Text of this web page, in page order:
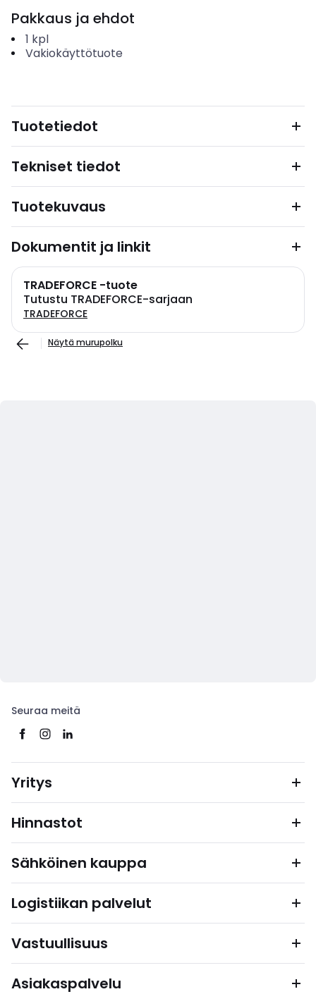
Pakkaus ja ehdot
1 kpl
Vakiokäyttötuote
Tuotetiedot
Tekniset tiedot
Tuotekuvaus
Dokumentit ja linkit
TRADEFORCE -tuote
Tutustu TRADEFORCE-sarjaan
TRADEFORCE
Näytä murupolku
Seuraa meitä
Yritys
Hinnastot
Sähköinen kauppa
Logistiikan palvelut
Vastuullisuus
Asiakaspalvelu